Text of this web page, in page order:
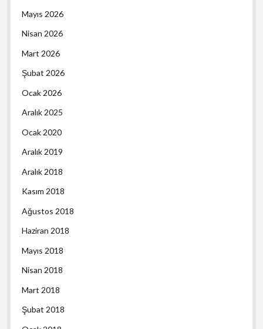
Mayıs 2026
Nisan 2026
Mart 2026
Şubat 2026
Ocak 2026
Aralık 2025
Ocak 2020
Aralık 2019
Aralık 2018
Kasım 2018
Ağustos 2018
Haziran 2018
Mayıs 2018
Nisan 2018
Mart 2018
Şubat 2018